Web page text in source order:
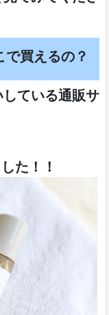
で買えるの？
している通販サ
た！！